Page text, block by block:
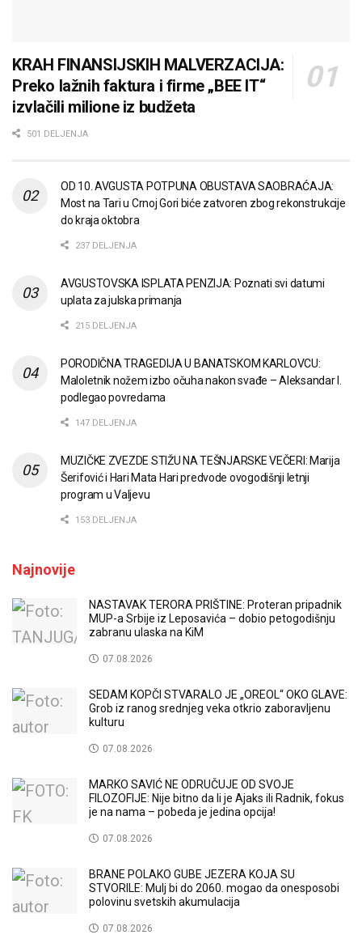
KRAH FINANSIJSKIH MALVERZACIJA:
Preko lažnih faktura i firme „BEE IT“
izvlačili milione iz budžeta
501 DELJENJA
OD 10. AVGUSTA POTPUNA OBUSTAVA SAOBRAĆAJA:
Most na Tari u Crnoj Gori biće zatvoren zbog rekonstrukcije
do kraja oktobra
237 DELJENJA
AVGUSTOVSKA ISPLATA PENZIJA: Poznati svi datumi
uplata za julska primanja
215 DELJENJA
PORODIČNA TRAGEDIJA U BANATSKOM KARLOVCU:
Maloletnik nožem izbo očuha nakon svađe – Aleksandar I.
podlegao povredama
147 DELJENJA
MUZIČKE ZVEZDE STIŽU NA TEŠNJARSKE VEČERI: Marija
Šerifović i Hari Mata Hari predvode ovogodišnji letnji
program u Valjevu
153 DELJENJA
Najnovije
NASTAVAK TERORA PRIŠTINE: Proteran pripadnik
MUP-a Srbije iz Leposavića – dobio petogodišnju
zabranu ulaska na KiM
07.08.2026
SEDAM KOPČI STVARALO JE „OREOL“ OKO GLAVE:
Grob iz ranog srednjeg veka otkrio zaboravljenu
kulturu
07.08.2026
MARKO SAVIĆ NE ODRUČUJE OD SVOJE
FILOZOFIJE: Nije bitno da li je Ajaks ili Radnik, fokus
je na nama – pobeda je jedina opcija!
07.08.2026
BRANE POLAKO GUBE JEZERA KOJA SU
STVORILE: Mulj bi do 2060. mogao da onesposobi
polovinu svetskih akumulacija
07.08.2026